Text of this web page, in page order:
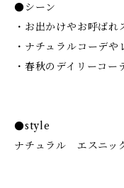
●シーン
・お出かけやお呼ば
・ナチュラルコーデや
・春秋のデイリーコー
●style
ナチュラル エスニッ